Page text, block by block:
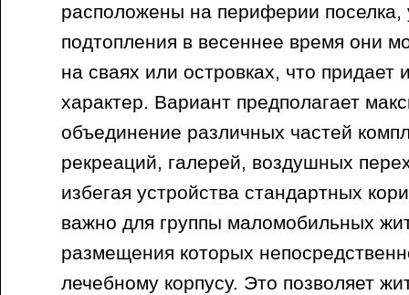
расположены на периферии
подтопления в весеннее время они
на сваях или островках, что придает
характер. Вариант предполагает
объединение различных частей
рекреаций, галерей, воздушных
избегая устройства стандартных
важно для группы маломобильных
размещения которых
лечебному корпусу. Это позволяет